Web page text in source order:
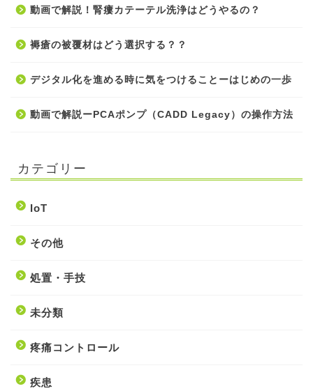
動画で解説！腎瘻カテーテル洗浄はどうやるの？
褥瘡の被覆材はどう選択する？？
デジタル化を進める時に気をつけることーはじめの一歩
動画で解説ーPCAポンプ（CADD Legacy）の操作方法
カテゴリー
IoT
その他
処置・手技
未分類
疼痛コントロール
疾患